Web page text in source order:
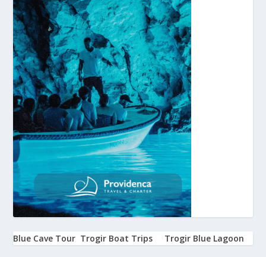
Blue Cave Tour Trogir Boat Trips Trogir Blue Lagoon